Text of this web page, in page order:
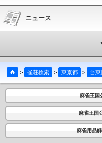
ニュース
> 雀荘検索 > 東京都 > 台東
麻雀王国
麻雀王国
麻雀用品